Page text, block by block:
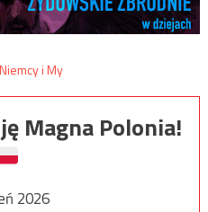
Magna Polonia!
2026